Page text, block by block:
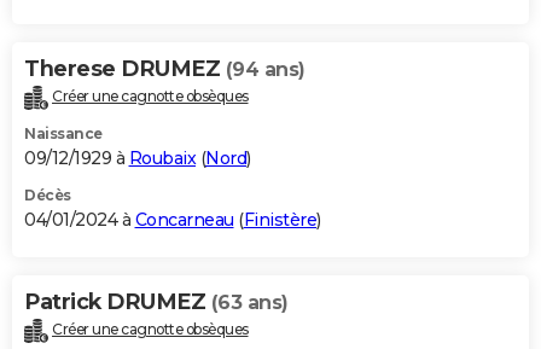
Therese DRUMEZ (94 ans)
Créer une cagnotte obsèques
Naissance
09/12/1929 à Roubaix(Nord)
Décès
04/01/2024 à Concarneau (Finistère)
Patrick DRUMEZ (63 ans)
Créer une cagnotte obsèques